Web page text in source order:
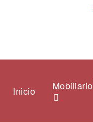
Inicio Mobiliario